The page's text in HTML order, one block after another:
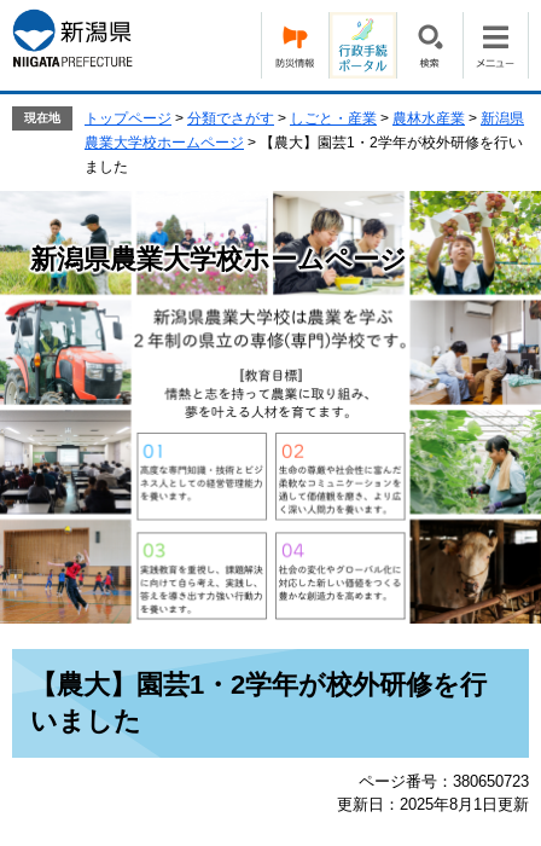
ー
ジ
の
ニ
ュ
ー
本
文
へ
現在地 トップページ > 分類でさがす > しごと・産業 > 農林水産業 > 新潟県
農業大学校ホームページ >
【農大】園芸1・2学年が校外研修を行い
ました
新潟県農業大学校ホームページ
【農大】園芸1・2学年が校外研修を行
いました
ページ番号：380650723
更新日：2025年8月1日更新